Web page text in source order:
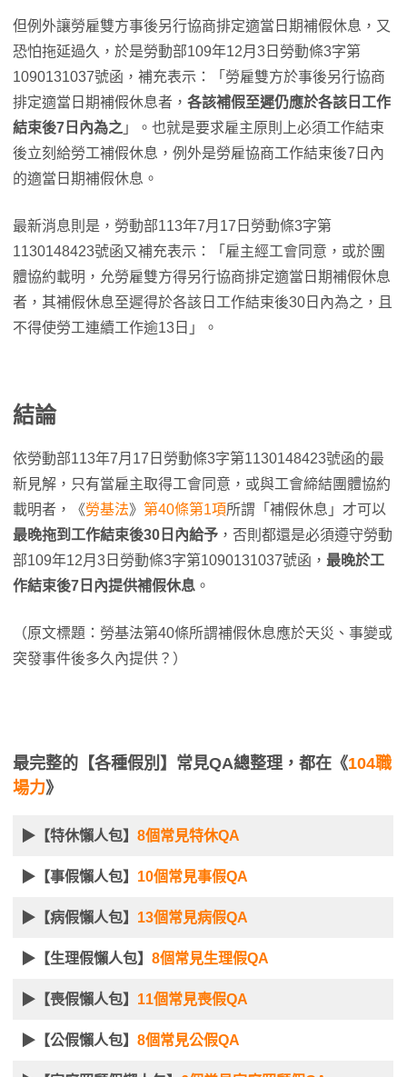
但例外讓勞雇雙方事後另行協商排定適當日期補假休息，又
恐怕拖延過久，於是勞動部109年12月3日勞動條3字第
1090131037號函，補充表示：「勞雇雙方於事後另行協商
排定適當日期補假休息者， 各該補假至遲仍應於各該日工作
結束後7日內為之 」。也就是要求雇主原則上必須工作結束
後立刻給勞工補假休息，例外是勞雇協商工作結束後7日內
的適當日期補假休息。
最新消息則是，勞動部113年7月17日勞動條3字第
1130148423號函又補充表示：「雇主經工會同意，或於團
體協約載明，允勞雇雙方得另行協商排定適當日期補假休息
者，其補假休息至遲得於各該日工作結束後30日內為之，且
不得使勞工連續工作逾13日」。
結論
依勞動部113年7月17日勞動條3字第1130148423號函的最
新見解，只有當雇主取得工會同意，或與工會締結團體協約
載明者，《勞基法》 第40條第1項所謂「補假休息」才可以
最晚拖到工作結束後30日內給予 ，否則都還是必須遵守勞動
部109年12月3日勞動條3字第1090131037號函， 最晚於工
作結束後7日內提供補假休息 。
（原文標題：勞基法第40條所謂補假休息應於天災、事變或
突發事件後多久內提供？）
最完整的【各種假別】常見QA總整理，都在《104職
場力》
▶【特休懶人包】 8個常見特休QA
▶【事假懶人包】 10個常見事假QA
▶【病假懶人包】 13個常見病假QA
▶【生理假懶人包】 8個常見生理假QA
▶【喪假懶人包】 11個常見喪假QA
▶【公假懶人包】 8個常見公假QA